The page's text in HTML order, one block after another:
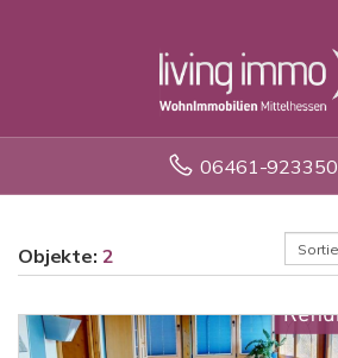
06461-923350
Objekte: 2